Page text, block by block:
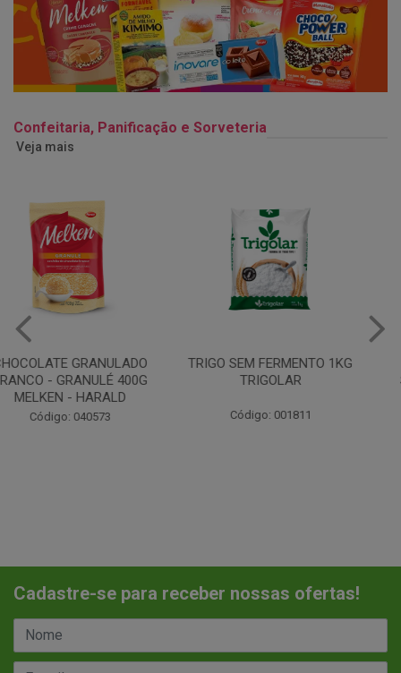
Confeitaria, Panificação e Sorveteria
Veja mais
TRIGO SEM FERMENTO 1KG
TRIGOLAR
Código: 001811
LEITE CONDENSADO
SEMIDESNATADO TIROL
Código: 046325
Cadastre-se para receber nossas ofertas!